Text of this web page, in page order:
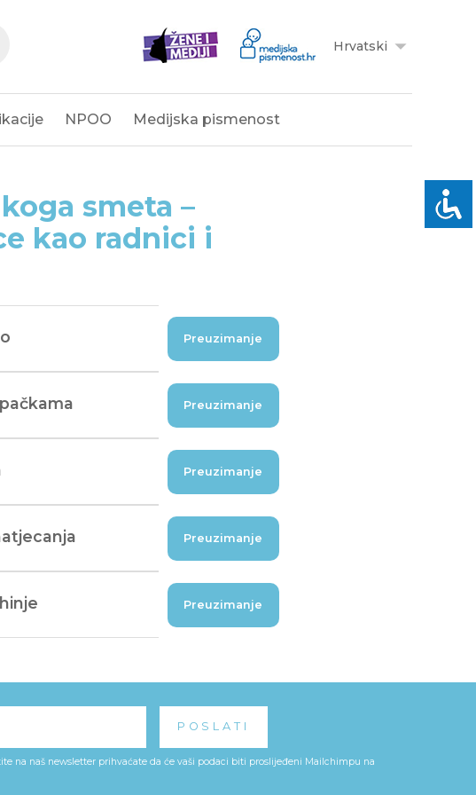
Hrvatski
NPOO Medijska pismenost
smeta –
kao radnici i
Preuzimanje
Preuzimanje
Preuzimanje
Preuzimanje
Preuzimanje
na naš newsletter prihvaćate da će vaši podaci biti proslijeđeni Mailchimpu na